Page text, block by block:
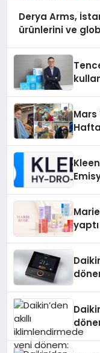
Derya Arms,
ürünlerini ve
Mars
yaptı